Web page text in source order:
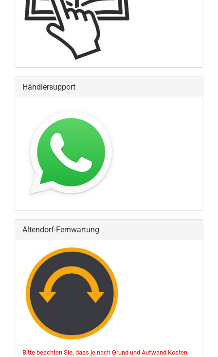
Händlersupport
Altendorf-Fernwartung
Bitte beachten Sie, dass je nach Grund und Aufwand Kosten